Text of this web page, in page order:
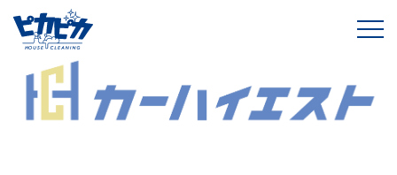
株式会社IF2